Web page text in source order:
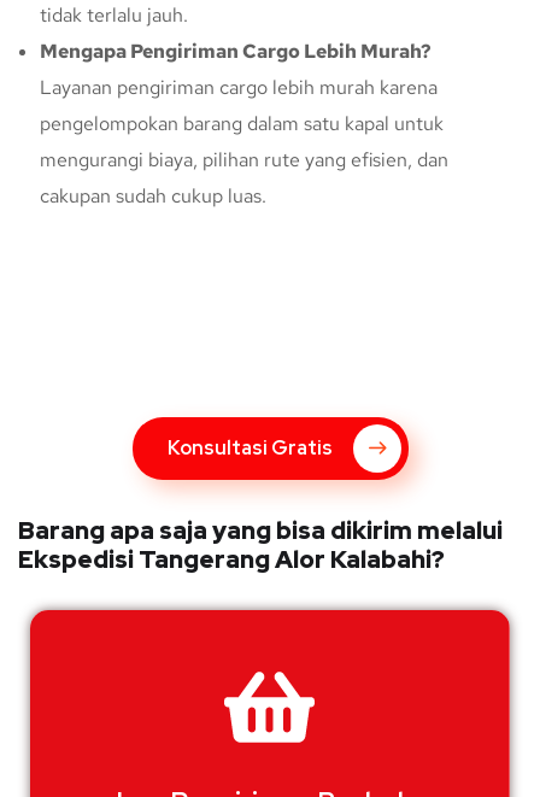
tidak terlalu jauh.
Mengapa Pengiriman Cargo Lebih Murah?
Layanan pengiriman cargo lebih murah karena
pengelompokan barang dalam satu kapal untuk
mengurangi biaya, pilihan rute yang efisien, dan
cakupan sudah cukup luas.
Konsultasi Gratis
Barang apa saja yang bisa dikirim melalui
Ekspedisi Tangerang Alor Kalabahi?